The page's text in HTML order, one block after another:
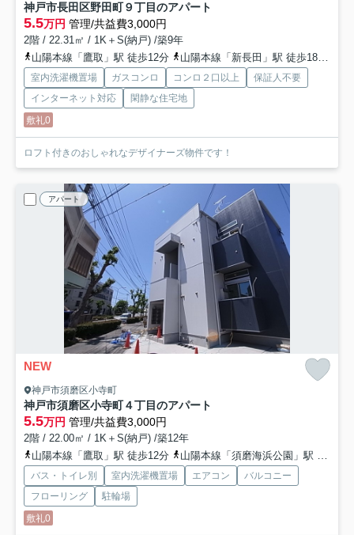
神戸市長田区野田町９丁目のアパート
5.5万円 管理/共益費3,000円
2階 / 22.31㎡ / 1K＋S(納戸) /築9年
山陽本線「鷹取」駅 徒歩12分
山陽本線「新長田」駅 徒歩18分
室内洗濯機置場 ガスコンロ コンロ２口以上
保証人不要
インターネット対応
閑静な住宅地
敷礼0
ロフト付きのおしゃれなデザイナーズ物件です！
アパート
NEW
神戸市須磨区小寺町
神戸市須磨区小寺町４丁目のアパート
5.5万円 管理/共益費3,000円
2階 / 22.00㎡ / 1K＋S(納戸) /築12年
山陽本線「鷹取」駅 徒歩12分
山陽本線「須磨海浜公園」駅 徒歩12分
バス・トイレ別 室内洗濯機置場 エアコン
バルコニー
フローリング
駐輪場
敷礼0